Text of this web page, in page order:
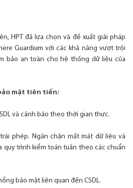
HPT đã lựa chọn và đề xuất giải pháp
Guardium với các khả năng vượt trội
bảo an toàn cho hệ thống dữ liệu của
mật tiên tiến:
và cảnh báo theo thời gian thực.
phép. Ngăn chặn mất mát dữ liệu và
quy trình kiểm toán tuân theo các chuẩn
bảo mật liên quan đến CSDL.